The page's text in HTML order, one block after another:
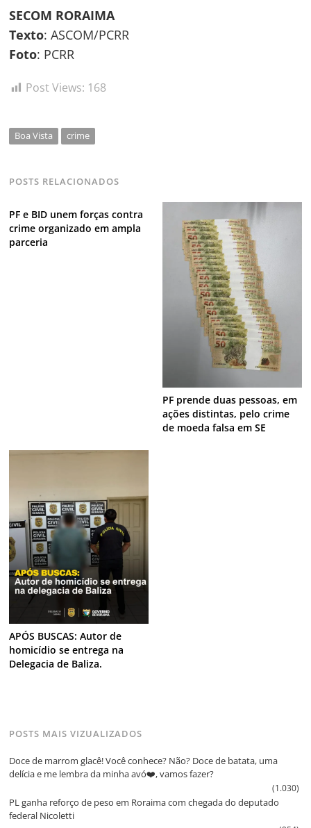
SECOM RORAIMA
Texto: ASCOM/PCRR
Foto: PCRR
Post Views: 168
Boa Vista crime
POSTS RELACIONADOS
PF e BID unem forças contra
crime organizado em ampla
parceria
PF prende duas pessoas, em
ações distintas, pelo crime
de moeda falsa em SE
APÓS BUSCAS: Autor de
homicídio se entrega na
Delegacia de Baliza.
POSTS MAIS VIZUALIZADOS
Doce de marrom glacê! Você conhece? Não? Doce de batata, uma
delícia e me lembra da minha avó❤️, vamos fazer?
(1.030)
PL ganha reforço de peso em Roraima com chegada do deputado
federal Nicoletti